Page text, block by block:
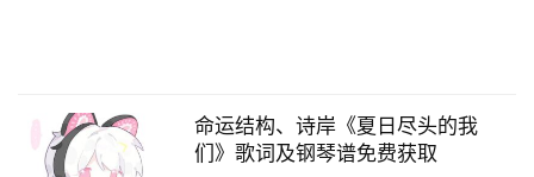
命运结构、诗岸《夏日尽头的我
们》歌词及钢琴谱免费获取